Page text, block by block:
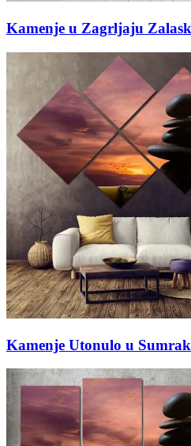
Kamenje u Zagrljaju
Kamenje Utonulo u Sumrak